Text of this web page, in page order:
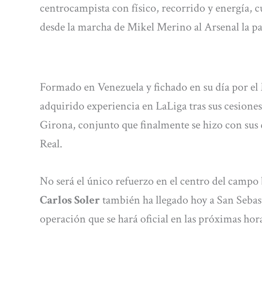
centrocampista con físico, recorrido y energía,
desde la marcha de Mikel Merino al Arsenal la
Formado en Venezuela y fichado en su día por
adquirido experiencia en LaLiga tras sus
Girona, conjunto que finalmente se hizo con sus
Real.
No será el único refuerzo en el centro del
Carlos Solertambién ha llegado hoy a San
operación que se hará oficial en las próximas